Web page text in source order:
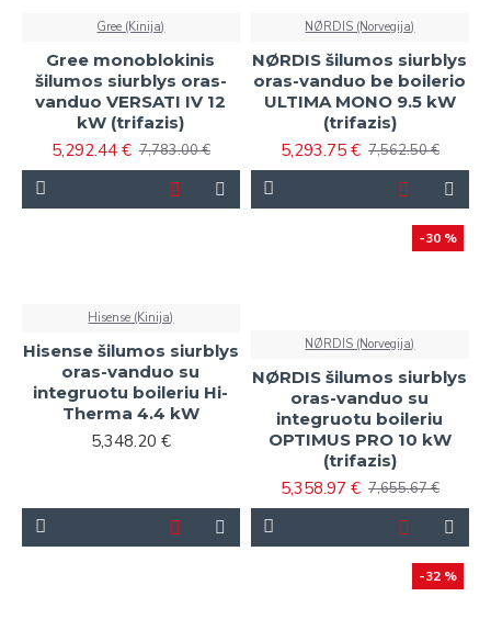
Gree (Kinija)
Gree monoblokinis
šilumos siurblys oras-
vanduo VERSATI IV 12
kW (trifazis)
5,292.44 € 7,783.00 €
NØRDIS (Norvegija)
NØRDIS šilumos siurblys
oras-vanduo be boilerio
ULTIMA MONO 9.5 kW
(trifazis)
5,293.75 € 7,562.50 €
Hisense (Kinija)
Hisense šilumos siurblys
oras-vanduo su
integruotu boileriu Hi-
Therma 4.4 kW
5,348.20 €
-30 %
NØRDIS (Norvegija)
NØRDIS šilumos siurblys
oras-vanduo su
integruotu boileriu
OPTIMUS PRO 10 kW
(trifazis)
5,358.97 € 7,655.67 €
-32 %